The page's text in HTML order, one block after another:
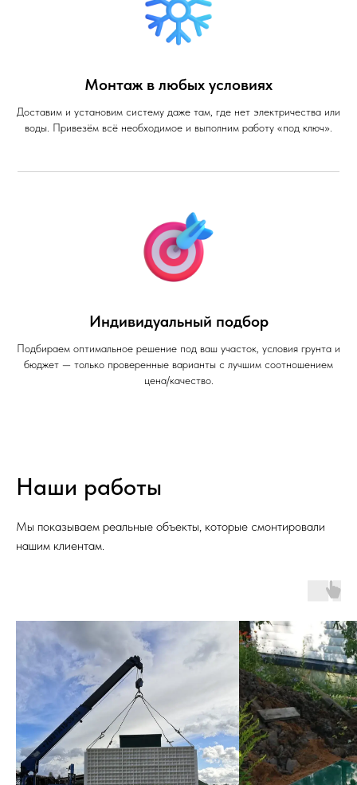
Монтаж в любых условиях
Доставим и установим систему даже там, где нет электричества или
воды. Привезём всё необходимое и выполним работу «под ключ».
Индивидуальный подбор
Подбираем оптимальное решение под ваш участок, условия грунта и
бюджет — только проверенные варианты с лучшим соотношением
цена/качество.
Наши работы
Мы показываем реальные объекты, которые смонтировали
нашим клиентам.